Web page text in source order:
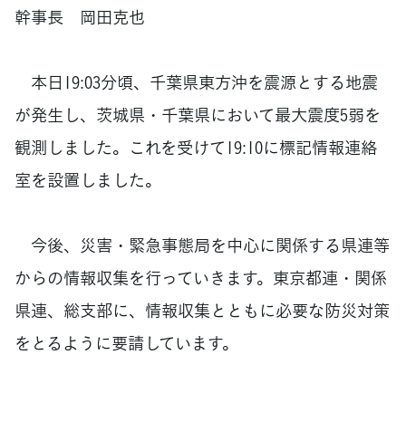
幹事長 岡田克也
本日19:03分頃、千葉県東方沖を震源とする地震
が発生し、茨城県・千葉県において最大震度5弱を
観測しました。これを受けて19:10に標記情報連絡
室を設置しました。
今後、災害・緊急事態局を中心に関係する県連等
からの情報収集を行っていきます。東京都連・関係
県連、総支部に、情報収集とともに必要な防災対策
をとるように要請しています。